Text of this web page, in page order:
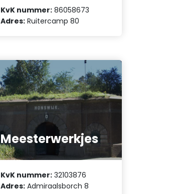
KvK nummer: 86058673
Adres: Ruitercamp 80
Meesterwerkjes
KvK nummer: 32103876
Adres: Admiraalsborch 8